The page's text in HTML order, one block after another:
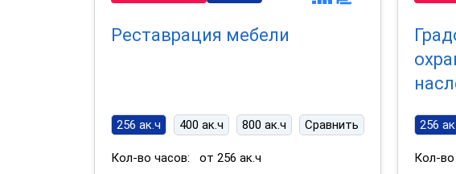
Реставрация мебели
256 ак.ч 400 ак.ч 800 ак.ч Сравнить
Кол-во часов:
от 256 ак.ч
256
Кол-во